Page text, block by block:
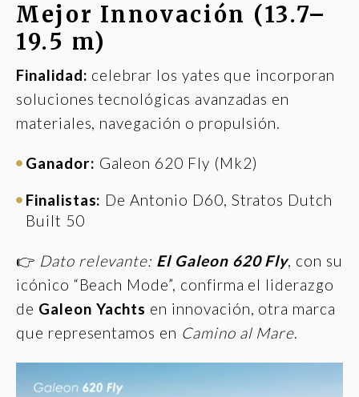
Mejor Innovación (13.7–
19.5 m)
Finalidad: celebrar los yates que incorporan
soluciones tecnológicas avanzadas en
materiales, navegación o propulsión.
Ganador: Galeon 620 Fly (Mk2)
Finalistas: De Antonio D60, Stratos Dutch
Built 50
👉 Dato relevante: El Galeon 620 Fly, con su
icónico “Beach Mode”, confirma el liderazgo
de Galeon Yachts en innovación, otra marca
que representamos en Camino al Mare.